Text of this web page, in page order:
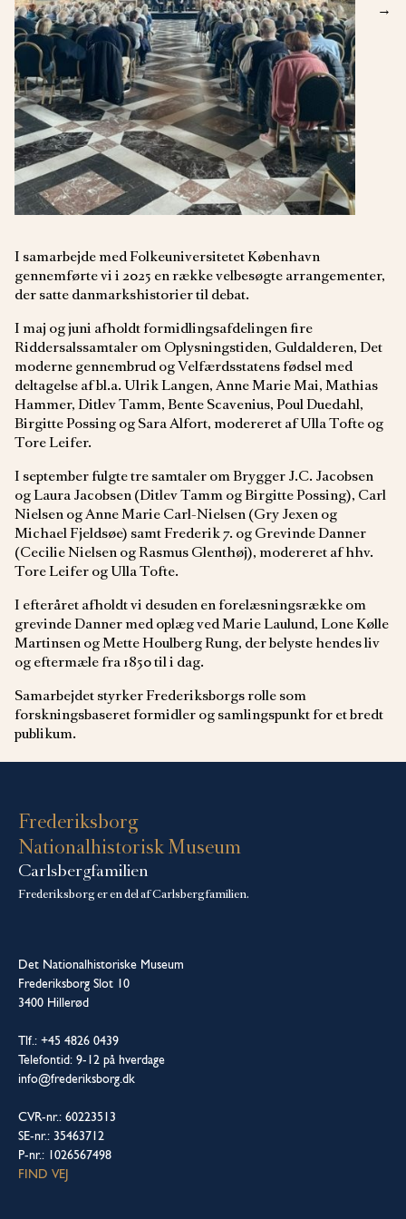
→
I samarbejde med Folkeuniversitetet København
gennemførte vi i 2025 en række velbesøgte arrangementer,
der satte danmarkshistorier til debat.
I maj og juni afholdt formidlingsafdelingen fire
Riddersalssamtaler om Oplysningstiden, Guldalderen, Det
moderne gennembrud og Velfærdsstatens fødsel med
deltagelse af bl.a. Ulrik Langen, Anne Marie Mai, Mathias
Hammer, Ditlev Tamm, Bente Scavenius, Poul Duedahl,
Birgitte Possing og Sara Alfort, modereret af Ulla Tofte og
Tore Leifer.
I september fulgte tre samtaler om Brygger J.C. Jacobsen
og Laura Jacobsen (Ditlev Tamm og Birgitte Possing), Carl
Nielsen og Anne Marie Carl-Nielsen (Gry Jexen og
Michael Fjeldsøe) samt Frederik 7. og Grevinde Danner
(Cecilie Nielsen og Rasmus Glenthøj), modereret af hhv.
Tore Leifer og Ulla Tofte.
I efteråret afholdt vi desuden en forelæsningsrække om
grevinde Danner med oplæg ved Marie Laulund, Lone Kølle
Martinsen og Mette Houlberg Rung, der belyste hendes liv
og eftermæle fra 1850 til i dag.
Samarbejdet styrker Frederiksborgs rolle som
forskningsbaseret formidler og samlingspunkt for et bredt
publikum.
Frederiksborg
Nationalhistorisk Museum
Carlsbergfamilien
Frederiksborg er en del af Carlsbergfamilien.
Det Nationalhistoriske Museum
Frederiksborg Slot 10
3400 Hillerød
Tlf.: +45 4826 0439
Telefontid: 9-12 på hverdage
info@frederiksborg.dk
CVR-nr.: 60223513
SE-nr.: 35463712
P-nr.: 1026567498
FIND VEJ